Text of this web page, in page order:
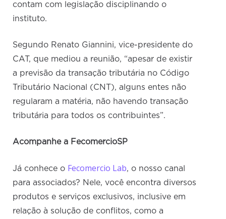
contam com legislação disciplinando o
instituto.
Segundo Renato Giannini, vice-presidente do
CAT, que mediou a reunião, “apesar de existir
a previsão da transação tributária no Código
Tributário Nacional (CNT), alguns entes não
regularam a matéria, não havendo transação
tributária para todos os contribuintes”.
Acompanhe a FecomercioSP
Já conhece o Fecomercio Lab, o nosso canal
para associados? Nele, você encontra diversos
produtos e serviços exclusivos, inclusive em
relação à solução de conflitos, como a